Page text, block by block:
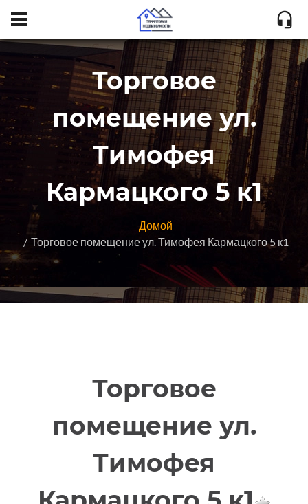
Торговое
помещение ул.
Тимофея
Кармацкого 5 к1
Домой
Торговое помещение ул. Тимофея Кармацкого 5 к1
Торговое
помещение ул.
Тимофея